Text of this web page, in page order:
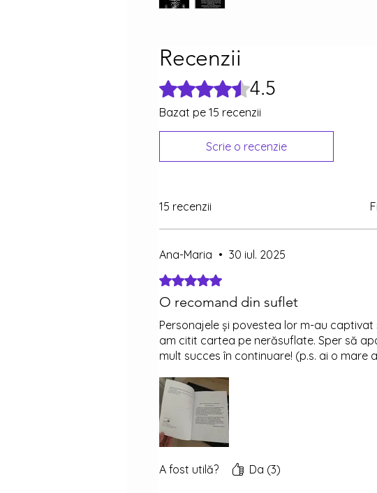
Recenzii
Evaluat(ă) cu 4,5 din 5 stele.
4.5
Bazat pe 15 recenzii
Scrie o recenzie
15 recenzii
Ana-Maria • 30 iul. 2025
Evaluat(ă) cu 5 din 5 stele.
O recomand din suflet
Personajele și povestea lor m-au
am citit cartea pe nerăsuflate. Sper să
mult succes în continuare! (p.s. ai o mare
A fost utilă? Da (3)